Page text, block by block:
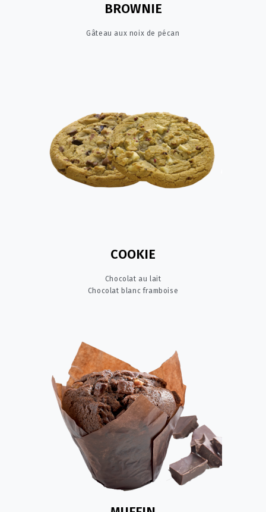
BROWNIE
Gâteau aux noix de pécan
COOKIE
Chocolat au lait
Chocolat blanc framboise